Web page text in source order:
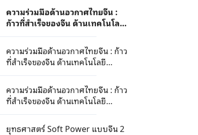
ความร่วมมือด้านอวกาศไทยจีน :
ก้าวที่สำเร็จของจีน ด้านเทคโนโลยี
อวกาศ3
ความร่วมมือด้านอวกาศไทยจีน : ก้าว
ที่สำเร็จของจีน ด้านเทคโนโลยี
อวกาศ2
ความร่วมมือด้านอวกาศไทยจีน : ก้าว
ที่สำเร็จของจีน ด้านเทคโนโลยี
อวกาศ1
ยุทธศาสตร์ Soft Power แบบจีน 2